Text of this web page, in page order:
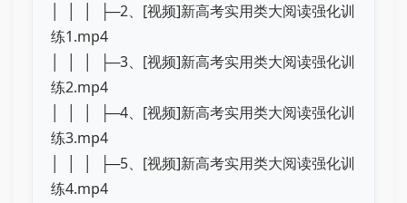
│ │ │ ├─2、[视频]新高考实用类大阅读强化训
练1.mp4
│ │ │ ├─3、[视频]新高考实用类大阅读强化训
练2.mp4
│ │ │ ├─4、[视频]新高考实用类大阅读强化训
练3.mp4
│ │ │ ├─5、[视频]新高考实用类大阅读强化训
练4.mp4